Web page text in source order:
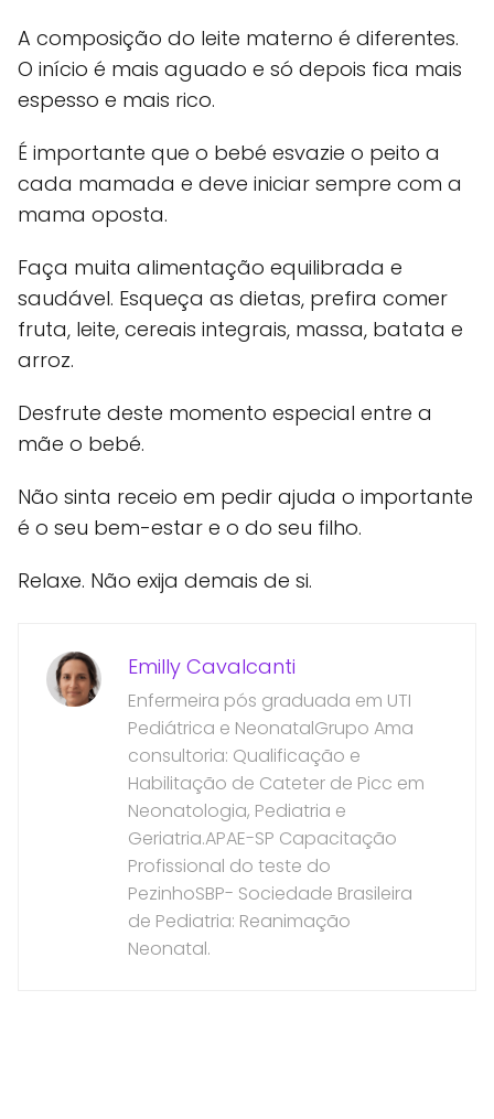
A composição do leite materno é diferentes.
O início é mais aguado e só depois fica mais
espesso e mais rico.
É importante que o bebé esvazie o peito a
cada mamada e deve iniciar sempre com a
mama oposta.
Faça muita alimentação equilibrada e
saudável. Esqueça as dietas, prefira comer
fruta, leite, cereais integrais, massa, batata e
arroz.
Desfrute deste momento especial entre a
mãe o bebé.
Não sinta receio em pedir ajuda o importante
é o seu bem-estar e o do seu filho.
Relaxe. Não exija demais de si.
Emilly Cavalcanti
Enfermeira pós graduada em UTI
Pediátrica e NeonatalGrupo Ama
consultoria: Qualificação e
Habilitação de Cateter de Picc em
Neonatologia, Pediatria e
Geriatria.APAE-SP Capacitação
Profissional do teste do
PezinhoSBP- Sociedade Brasileira
de Pediatria: Reanimação
Neonatal.